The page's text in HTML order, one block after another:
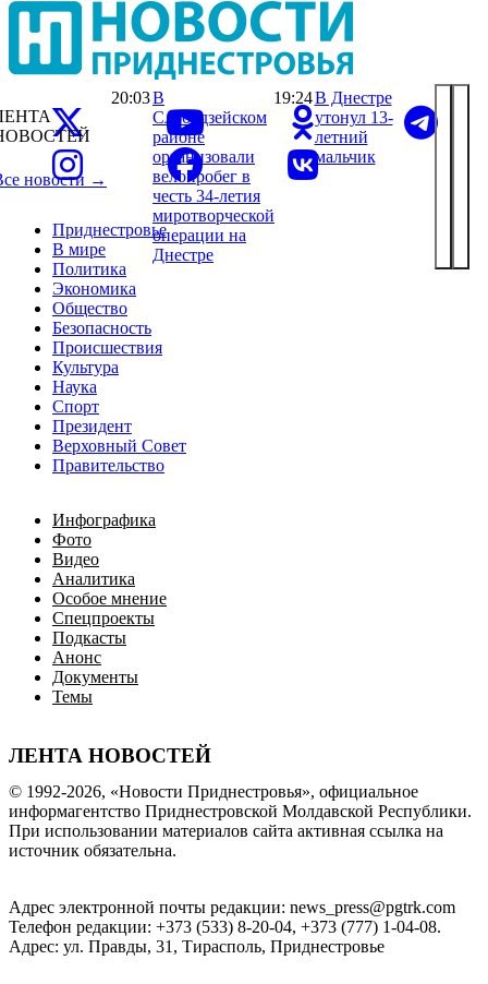
Приднестровье
В мире
Политика
Экономика
Общество
Безопасность
Происшествия
Культура
Наука
Спорт
Президент
Верховный Совет
Правительство
Инфографика
Фото
Видео
Аналитика
Особое мнение
Спецпроекты
Подкасты
Анонс
Документы
Темы
ЛЕНТА НОВОСТЕЙ
новости →
20:03В
Слободзейском
районе
организовали
велопробег в
честь 34-летия
миротворческой
операции на
Днестре
19:24В Днестре
утонул 13-
летний
мальчик
© 1992-2026, «Новости Приднестровья», официальное
информагентство Приднестровской Молдавской Республики.
При использовании материалов сайта активная ссылка на
источник обязательна.
Адрес электронной почты редакции: news_press@pgtrk.com
Телефон редакции: +373 (533) 8-20-04, +373 (777) 1-04-08.
Адрес: ул. Правды, 31, Тирасполь, Приднестровье